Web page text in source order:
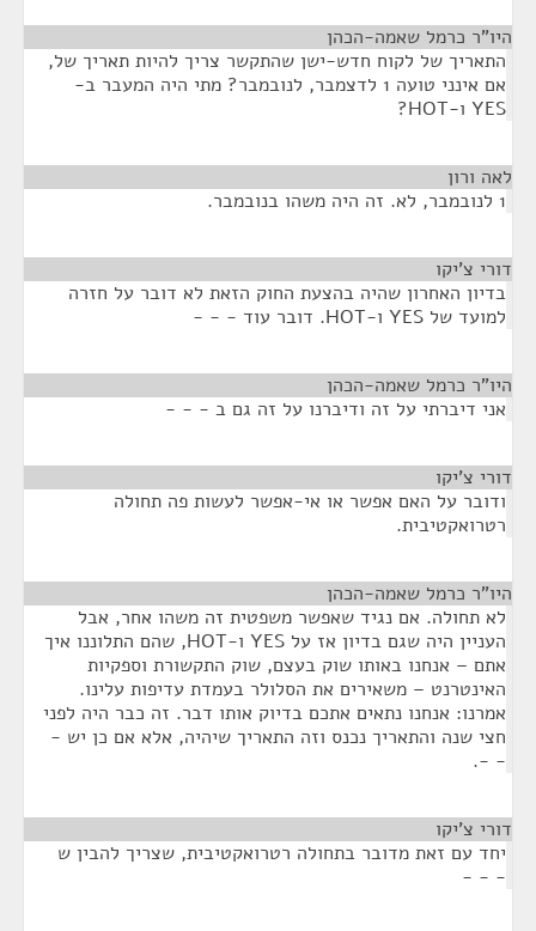
היו"ר כרמל שאמה-הכהן
התאריך של לקוח חדש-ישן שהתקשר צריך להיות תאריך של,
אם אינני טועה 1 לדצמבר, לנובמבר? מתי היה המעבר ב-
YES ו-HOT?
לאה ורון
1 לנובמבר, לא. זה היה משהו בנובמבר.
דורי צ'יקו
בדיון האחרון שהיה בהצעת החוק הזאת לא דובר על חזרה
למועד של YES ו-HOT. דובר עוד - - -
היו"ר כרמל שאמה-הכהן
אני דיברתי על זה ודיברנו על זה גם ב - - -
דורי צ'יקו
ודובר על האם אפשר או אי-אפשר לעשות פה תחולה
רטרואקטיבית.
היו"ר כרמל שאמה-הכהן
לא תחולה. אם נגיד שאפשר משפטית זה משהו אחר, אבל
העניין היה שגם בדיון אז על YES ו-HOT, שהם התלוננו איך
אתם – אנחנו באותו שוק בעצם, שוק התקשורת וספקיות
האינטרנט – משאירים את הסלולר בעמדת עדיפות עלינו.
אמרנו: אנחנו נתאים אתכם בדיוק אותו דבר. זה כבר היה לפני
חצי שנה והתאריך נכנס וזה התאריך שיהיה, אלא אם כן יש -
- -.
דורי צ'יקו
יחד עם זאת מדובר בתחולה רטרואקטיבית, שצריך להבין ש
- - -